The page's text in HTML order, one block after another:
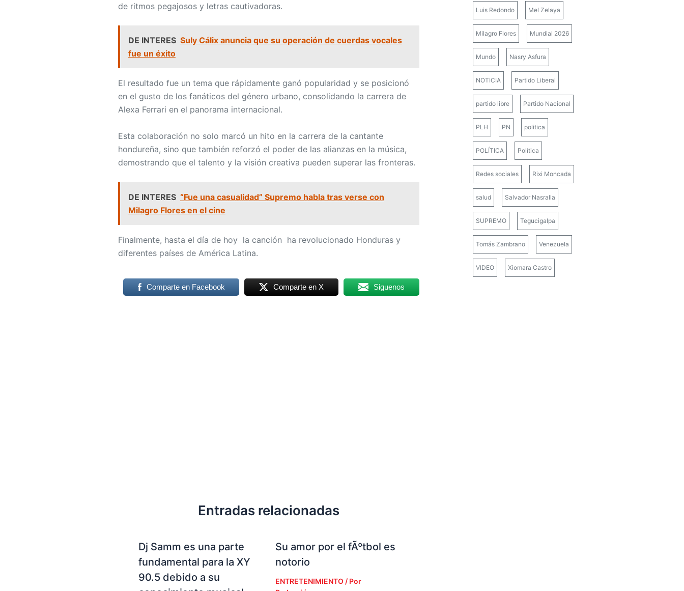
de ritmos pegajosos y letras cautivadoras.
DE INTERES Suly Cálix anuncia que su operación de cuerdas vocales
fue un éxito
El resultado fue un tema que rápidamente ganó popularidad y se posicionó
en el gusto de los fanáticos del género urbano, consolidando la carrera de
Alexa Ferrari en el panorama internacional.
Esta colaboración no solo marcó un hito en la carrera de la cantante
hondureña, sino que también reforzó el poder de las alianzas en la música,
demostrando que el talento y la visión creativa pueden superar las fronteras.
DE INTERES “Fue una casualidad” Supremo habla tras verse con
Milagro Flores en el cine
Finalmente, hasta el día de hoy la canción ha revolucionado Honduras y
diferentes países de América Latina.
Comparte en Facebook Comparte en X Siguenos
Entradas relacionadas
Dj Samm es una parte
fundamental para la XY
90.5 debido a su
Su amor por el fÃºtbol es
notorio
ENTRETENIMIENTO / Por
Luis Redondo Mel Zelaya
Milagro Flores Mundial 2026
Mundo Nasry Asfura
NOTICIA Partido Liberal
partido libre Partido Nacional
PLH PN politica
POLÍTICA Política
Redes sociales Rixi Moncada
salud Salvador Nasralla
SUPREMO Tegucigalpa
Tomás Zambrano Venezuela
VIDEO Xiomara Castro